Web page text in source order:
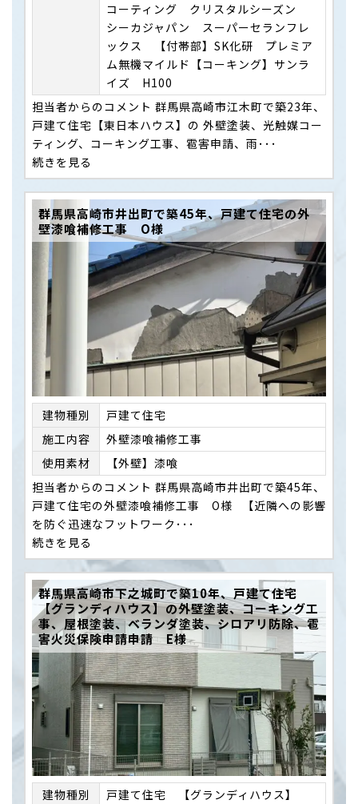
コーティング クリスタルシーズン
シーカジャパン スーパーセランフレ
ックス 【付帯部】SK化研 プレミア
ム無機マイルド【コーキング】サンラ
イズ H100
担当者からのコメント 群馬県高崎市江木町で築23年、
戸建て住宅【東日本ハウス】の 外壁塗装、光触媒コー
ティング、コーキング工事、雹害申請、雨･･･
続きを見る
群馬県高崎市井出町で築45年、戸建て住宅の外
壁漆喰補修工事 O様
建物種別
戸建て住宅
施⼯内容
外壁漆喰補修工事
使用素材
【外壁】漆喰
担当者からのコメント 群馬県高崎市井出町で築45年、
戸建て住宅の外壁漆喰補修工事 O様 【近隣への影響
を防ぐ迅速なフットワーク･･･
続きを見る
群馬県高崎市下之城町で築10年、戸建て住宅
【グランディハウス】の外壁塗装、コーキング工
事、屋根塗装、ベランダ塗装、シロアリ防除、雹
害火災保険申請申請 E様
建物種別
戸建て住宅 【グランディハウス】